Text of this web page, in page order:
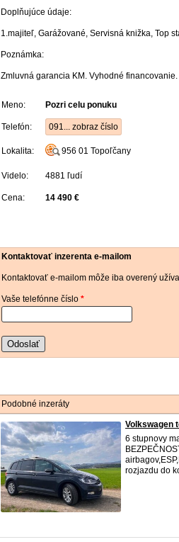
Doplňujúce údaje:
1.majiteľ, Garážované, Servisná knižka, Top
Poznámka:
Zmluvná garancia KM. Vyhodné financovanie.
Meno: Pozri celu ponuku
Telefón: 091... zobraz číslo
Lokalita: 956 01 Topoľčany
Videlo: 4881 ľudí
Cena: 14 490 €
Kontaktovať inzerenta e-mailom
Kontaktovať e-mailom môže iba overený
Vaše telefónne číslo *
Odoslať
Podobné inzeráty
Volkswagen
6 stupnovy
rozjazdu do